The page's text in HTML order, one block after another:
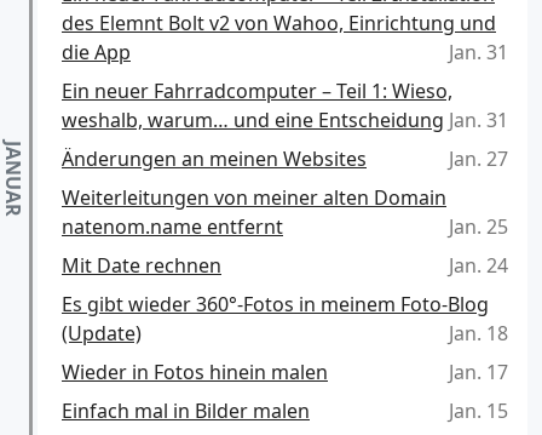
des Elemnt Bolt v2 von Wahoo, Einrichtung und
die App
Jan. 31
Ein neuer Fahrradcomputer – Teil 1: Wieso,
weshalb, warum… und eine Entscheidung Jan. 31
Änderungen an meinen Websites
Jan. 27
Weiterleitungen von meiner alten Domain
natenom.name entfernt
Jan. 25
Mit Date rechnen
Jan. 24
Es gibt wieder 360°-Fotos in meinem Foto-Blog
(Update)
Jan. 18
Wieder in Fotos hinein malen
Jan. 17
Einfach mal in Bilder malen
Jan. 15